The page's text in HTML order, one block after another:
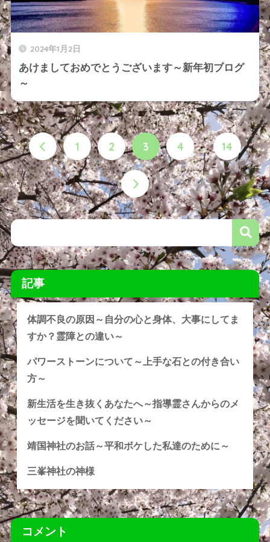
2024年1月2日
あけましておめでとうございます～新年初ブログ
～
1 2 3 4 … 14
記事
体調不良の原因～自分の心と身体、大事にしてま
すか？霊障との違い～
パワーストーンについて～上手な石との付き合い
方～
新生活を生き抜くあなたへ～指導霊さんからのメ
ッセージを聞いてください～
靖国神社のお話～平和ボケした私達のために～
三峯神社の神様
コメント